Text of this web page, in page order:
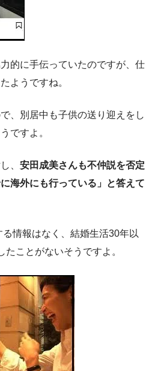
的に手伝っていたのですが、仕
ようですね。
、別居中も子供の送り迎えをし
ですよ。
、 安田成美さんも不仲説を否定
海外にも行っている」と答えて
情報はなく、結婚生活30年以
たことがないそうですよ。